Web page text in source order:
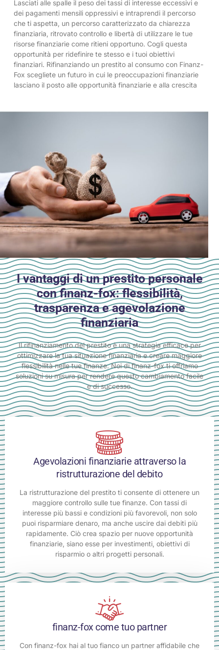
Lasciati alle spalle il peso dei tassi di interesse eccessivi e
dei pagamenti mensili oppressivi e intraprendi il percorso
che ti aspetta, un percorso caratterizzato da chiarezza
finanziaria, ritrovato controllo e libertà di utilizzare le tue
risorse finanziarie come ritieni opportuno. Cogli questa
opportunità per ridefinire te stesso e i tuoi obiettivi
finanziari. Rifinanziando un prestito al consumo con Finanz-
Fox scegliete un futuro in cui le preoccupazioni finanziarie
lasciano il posto alle opportunità finanziarie e alla crescita
I vantaggi di un prestito personale
con finanz-fox: flessibilità,
trasparenza e agevolazione
finanziaria
Il rifinanziamento del prestito è una strategia efficace per
ottimizzare la tua situazione finanziaria e creare maggiore
flessibilità nelle tue finanze. Noi di finanz-fox ti offriamo
soluzioni su misura per rendere questo cambiamento facile
e di successo.
Agevolazioni finanziarie attraverso la
ristrutturazione del debito
La ristrutturazione del prestito ti consente di ottenere un
maggiore controllo sulle tue finanze. Con tassi di
interesse più bassi e condizioni più favorevoli, non solo
puoi risparmiare denaro, ma anche uscire dai debiti più
rapidamente. Ciò crea spazio per nuove opportunità
finanziarie, siano esse per investimenti, obiettivi di
risparmio o altri progetti personali.
finanz-fox come tuo partner
Con finanz-fox hai al tuo fianco un partner affidabile che